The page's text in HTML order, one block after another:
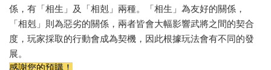
係，有「相生」及「相剋」兩種。「相生」為友好的關係，
「相剋」則為惡劣的關係，兩者皆會大幅影響武將之間的契合
度，玩家採取的行動會成為契機，因此根據玩法會有不同的發
展。
感謝您的預購！